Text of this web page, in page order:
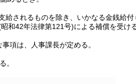
されるものを除き、いかなる金銭給付
和42年法律第121号)による補償を受け
項は、人事課長が定める。
。